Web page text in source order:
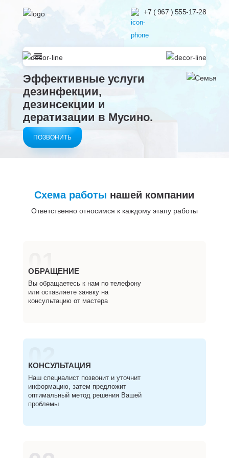
+7 ( 967 ) 555-17-28
Эффективные услуги
дезинфекции,
дезинсекции и
дератизации в Мусино.
ПОЗВОНИТЬ
Схема работы нашей компании
Ответственно относимся к каждому этапу работы
01
ОБРАЩЕНИЕ
Вы обращаетесь к нам по телефону
или оставляете заявку на
консультацию от мастера
02
КОНСУЛЬТАЦИЯ
Наш специалист позвонит и уточнит
информацию, затем предложит
оптимальный метод решения Вашей
проблемы